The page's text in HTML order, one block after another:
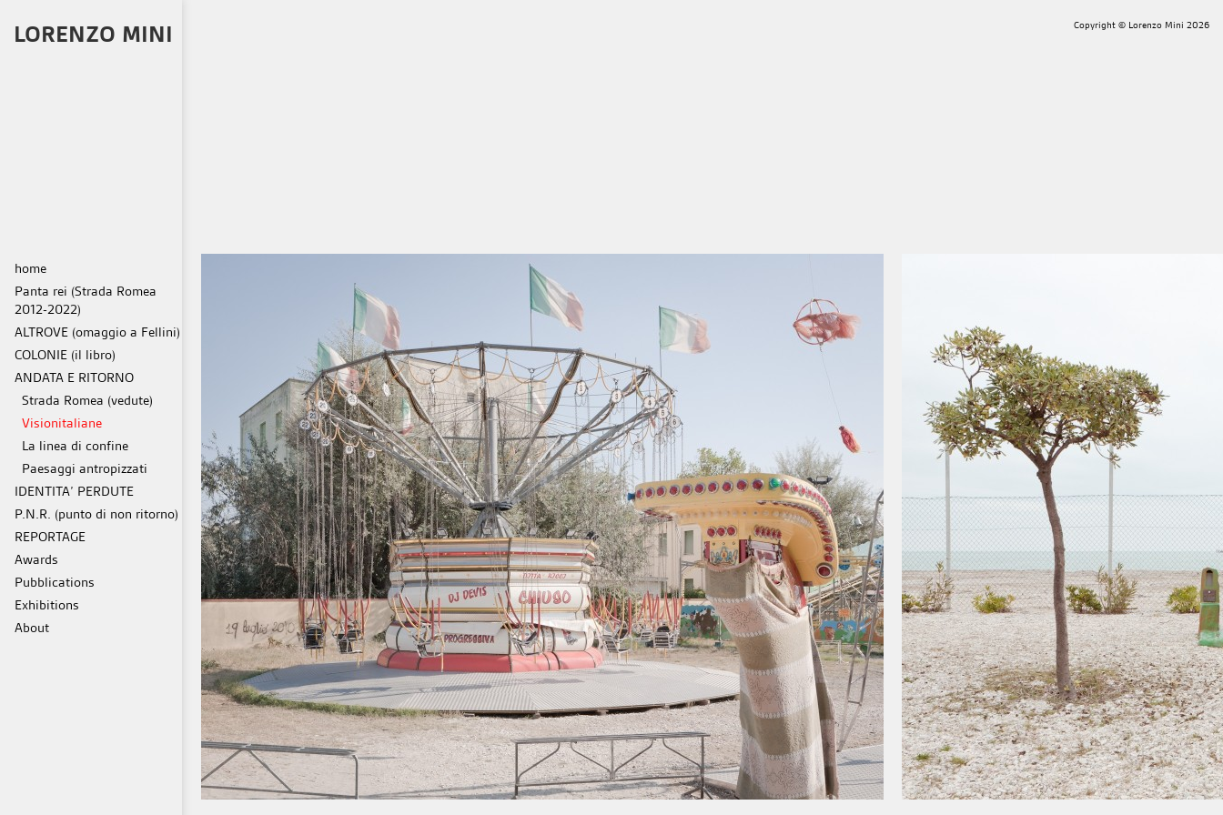
LORENZO MINI
home
Panta rei (Strada Romea
2012-2022)
ALTROVE (omaggio a Fellini)
COLONIE (il libro)
ANDATA E RITORNO
Strada Romea (vedute)
Visionitaliane
La linea di confine
Paesaggi antropizzati
IDENTITA’ PERDUTE
P.N.R. (punto di non ritorno)
REPORTAGE
Awards
Pubblications
Exhibitions
About
Copyright © Lorenzo Mini 2026